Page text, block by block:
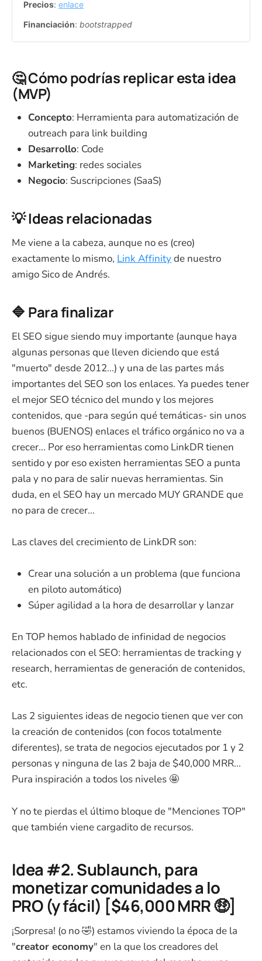
Precios: enlace
Financiación: bootstrapped
🤔 Cómo podrías replicar esta idea
(MVP)
Concepto: Herramienta para automatización de
outreach para link building
Desarrollo: Code
Marketing: redes sociales
Negocio: Suscripciones (SaaS)
💡 Ideas relacionadas
Me viene a la cabeza, aunque no es (creo)
exactamente lo mismo, Link Affinityde nuestro
amigo Sico de Andrés.
🔷 Para finalizar
El SEO sigue siendo muy importante (aunque haya
algunas personas que lleven diciendo que está
"muerto" desde 2012...) y una de las partes más
importantes del SEO son los enlaces. Ya puedes tener
el mejor SEO técnico del mundo y los mejores
contenidos, que -para según qué temáticas- sin unos
buenos (BUENOS) enlaces el tráfico orgánico no va a
crecer... Por eso herramientas como LinkDR tienen
sentido y por eso existen herramientas SEO a punta
pala y no para de salir nuevas herramientas. Sin
duda, en el SEO hay un mercado MUY GRANDE que
no para de crecer...
Las claves del crecimiento de LinkDR son:
Crear una solución a un problema (que funciona
en piloto automático)
Súper agilidad a la hora de desarrollar y lanzar
En TOP hemos hablado de infinidad de negocios
relacionados con el SEO: herramientas de tracking y
research, herramientas de generación de contenidos,
etc.
Las 2 siguientes ideas de negocio tienen que ver con
la creación de contenidos (con focos totalmente
diferentes), se trata de negocios ejecutados por 1 y 2
personas y ninguna de las 2 baja de $40,000 MRR...
Pura inspiración a todos los niveles 🤩
Y no te pierdas el último bloque de "Menciones TOP"
que también viene cargadito de recursos.
Idea #2. Sublaunch, para
monetizar comunidades a lo
PRO (y fácil) [$46,000 MRR 🤑]
¡Sorpresa! (o no 🤣) estamos viviendo la época de la
"creator economy" en la que los creadores del